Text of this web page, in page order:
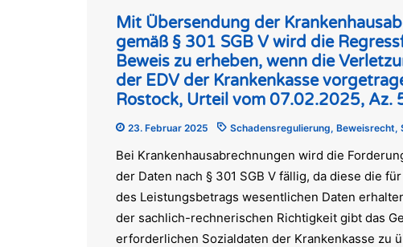
Mit Übersendung der
gemäß § 301 SGB V wird die
Beweis zu erheben, wenn die
der EDV der Krankenkasse
Rostock, Urteil vom 07.02.2025, Az.
23. Februar 2025 Schadensregulierung, Beweisrecht,
Bei Krankenhausabrechnungen wird die
der Daten nach § 301 SGB V fällig, da diese die
des Leistungsbetrags wesentlichen Daten
der sachlich-rechnerischen Richtigkeit gibt das
erforderlichen Sozialdaten der Krankenkasse zu